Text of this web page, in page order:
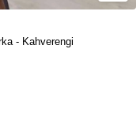
- Kahverengi